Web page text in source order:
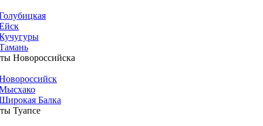
Новороссийска
Балка
Туапсе